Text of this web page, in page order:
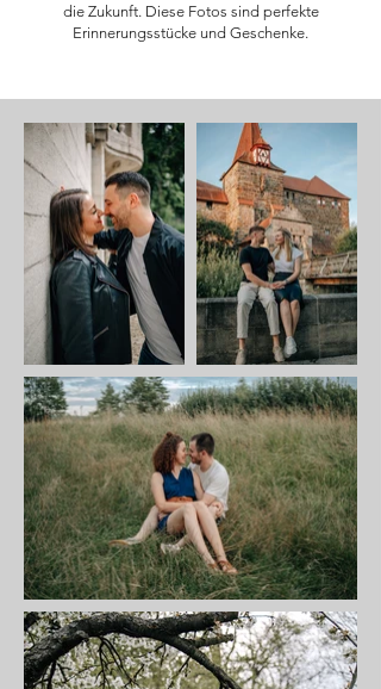
die Zukunft. Diese Fotos sind perfekte
Erinnerungsstücke und Geschenke.